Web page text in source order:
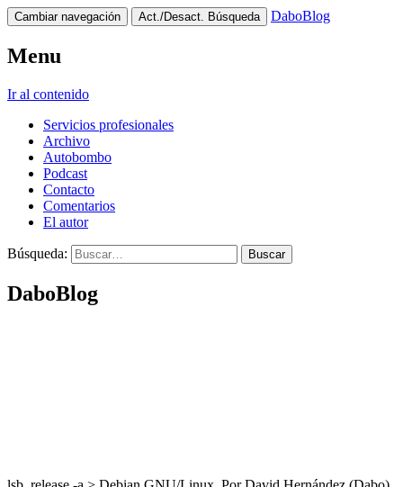
Cambiar navegación Act./Desact. Búsqueda DaboBlog
Menu
Ir al contenido
Servicios profesionales
Archivo
Autobombo
Podcast
Contacto
Comentarios
El autor
Búsqueda:
DaboBlog